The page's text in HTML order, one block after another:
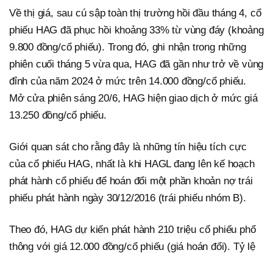
Về thị giá, sau cú sập toàn thị trường hồi đầu tháng 4, cổ
phiếu HAG đã phục hồi khoảng 33% từ vùng đáy (khoảng
9.800 đồng/cổ phiếu). Trong đó, ghi nhận trong những
phiên cuối tháng 5 vừa qua, HAG đã gần như trở về vùng
đỉnh của năm 2024 ở mức trên 14.000 đồng/cổ phiếu.
Mở cửa phiên sáng 20/6, HAG hiện giao dịch ở mức giá
13.250 đồng/cổ phiếu.
Giới quan sát cho rằng đây là những tín hiệu tích cực
của cổ phiếu HAG, nhất là khi HAGL đang lên kế hoạch
phát hành cổ phiếu để hoán đổi một phần khoản nợ trái
phiếu phát hành ngày 30/12/2016 (trái phiếu nhóm B).
Theo đó, HAG dự kiến phát hành 210 triệu cổ phiếu phổ
thông với giá 12.000 đồng/cổ phiếu (giá hoán đổi). Tỷ lệ